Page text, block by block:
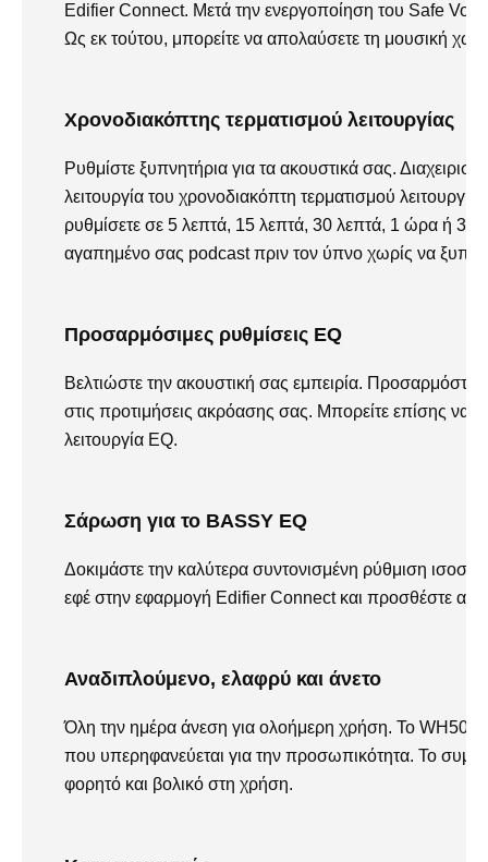
Edifier Connect. Μετά την ενεργοποίηση του Safe
Ως εκ τούτου, μπορείτε να απολαύσετε τη μουσική
Χρονοδιακόπτης τερματισμού λειτουργίας
Ρυθμίστε ξυπνητήρια για τα ακουστικά σας.
λειτουργία του χρονοδιακόπτη τερματισμού
ρυθμίσετε σε 5 λεπτά, 15 λεπτά, 30 λεπτά, 1 ώρα ή 3
αγαπημένο σας podcast πριν τον ύπνο χωρίς να
Προσαρμόσιμες ρυθμίσεις EQ
Βελτιώστε την ακουστική σας εμπειρία. Προσαρμόστε
στις προτιμήσεις ακρόασης σας. Μπορείτε επίσης να
λειτουργία EQ.
Σάρωση για το BASSY EQ
Δοκιμάστε την καλύτερα συντονισμένη ρύθμιση
εφέ στην εφαρμογή Edifier Connect και προσθέστε
Αναδιπλούμενο, ελαφρύ και άνετο
Όλη την ημέρα άνεση για ολοήμερη χρήση. Το WH500
που υπερηφανεύεται για την προσωπικότητα. Το
φορητό και βολικό στη χρήση.